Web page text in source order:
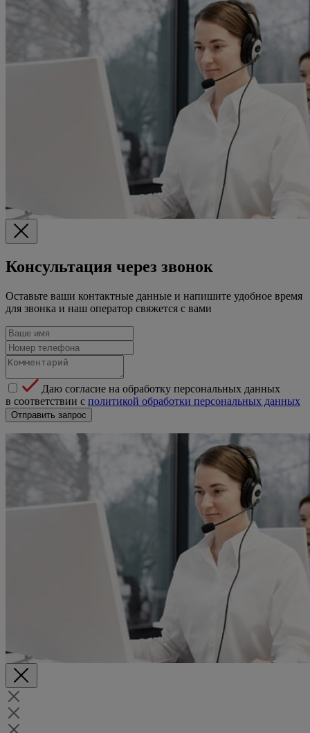
Консультация через звонок
Оставьте ваши контактные данные и напишите удобное время
для звонка и наш оператор свяжется с вами
Даю согласие на обработку персональных данных
в соответствии с политикой обработки персональных данных
Отправить запрос